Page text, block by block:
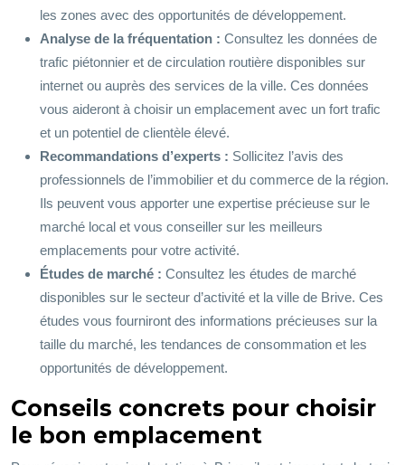
les zones avec des opportunités de développement.
Analyse de la fréquentation : Consultez les données de
trafic piétonnier et de circulation routière disponibles sur
internet ou auprès des services de la ville. Ces données
vous aideront à choisir un emplacement avec un fort trafic
et un potentiel de clientèle élevé.
Recommandations d’experts : Sollicitez l’avis des
professionnels de l’immobilier et du commerce de la région.
Ils peuvent vous apporter une expertise précieuse sur le
marché local et vous conseiller sur les meilleurs
emplacements pour votre activité.
Études de marché : Consultez les études de marché
disponibles sur le secteur d’activité et la ville de Brive. Ces
études vous fourniront des informations précieuses sur la
taille du marché, les tendances de consommation et les
opportunités de développement.
Conseils concrets pour choisir
le bon emplacement